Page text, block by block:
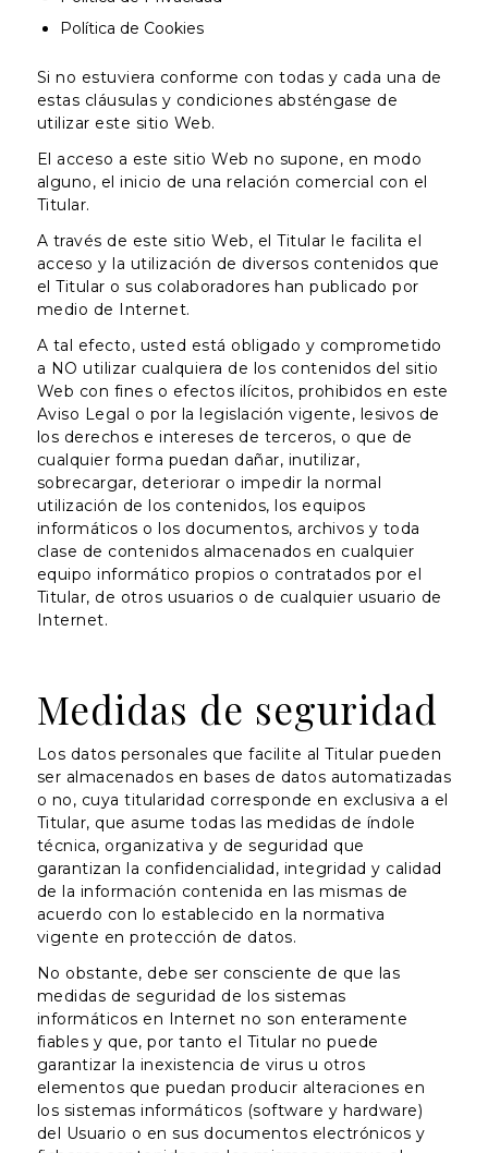
Política de Cookies
Si no estuviera conforme con todas y cada una de
estas cláusulas y condiciones absténgase de
utilizar este sitio Web.
El acceso a este sitio Web no supone, en modo
alguno, el inicio de una relación comercial con el
Titular.
A través de este sitio Web, el Titular le facilita el
acceso y la utilización de diversos contenidos que
el Titular o sus colaboradores han publicado por
medio de Internet.
A tal efecto, usted está obligado y comprometido
a NO utilizar cualquiera de los contenidos del sitio
Web con fines o efectos ilícitos, prohibidos en este
Aviso Legal o por la legislación vigente, lesivos de
los derechos e intereses de terceros, o que de
cualquier forma puedan dañar, inutilizar,
sobrecargar, deteriorar o impedir la normal
utilización de los contenidos, los equipos
informáticos o los documentos, archivos y toda
clase de contenidos almacenados en cualquier
equipo informático propios o contratados por el
Titular, de otros usuarios o de cualquier usuario de
Internet.
Medidas de seguridad
Los datos personales que facilite al Titular pueden
ser almacenados en bases de datos automatizadas
o no, cuya titularidad corresponde en exclusiva a el
Titular, que asume todas las medidas de índole
técnica, organizativa y de seguridad que
garantizan la confidencialidad, integridad y calidad
de la información contenida en las mismas de
acuerdo con lo establecido en la normativa
vigente en protección de datos.
No obstante, debe ser consciente de que las
medidas de seguridad de los sistemas
informáticos en Internet no son enteramente
fiables y que, por tanto el Titular no puede
garantizar la inexistencia de virus u otros
elementos que puedan producir alteraciones en
los sistemas informáticos (software y hardware)
del Usuario o en sus documentos electrónicos y